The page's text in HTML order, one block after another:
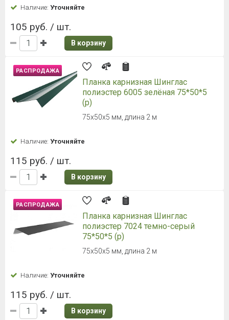
Наличие: Уточняйте
105 руб. / шт.
В корзину
РАСПРОДАЖА
Планка карнизная Шинглас
полиэстер 6005 зелёная 75*50*5
(р)
75х50х5 мм, длина 2 м
Наличие: Уточняйте
115 руб. / шт.
В корзину
РАСПРОДАЖА
Планка карнизная Шинглас
полиэстер 7024 темно-серый
75*50*5 (р)
75х50х5 мм, длина 2 м
Наличие: Уточняйте
115 руб. / шт.
В корзину